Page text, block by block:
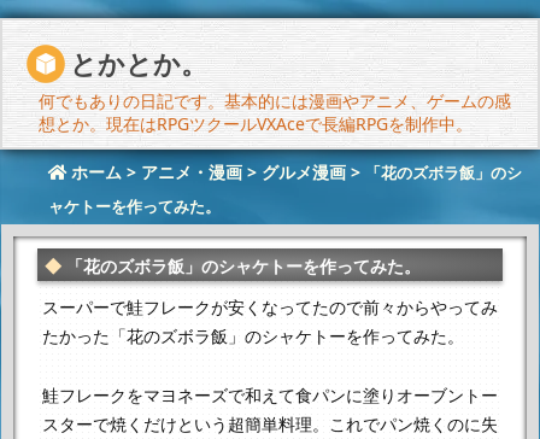
とかとか。
何でもありの日記です。基本的には漫画やアニメ、ゲームの感
想とか。現在はRPGツクールVXAceで長編RPGを制作中。
ホーム > アニメ・漫画 > グルメ漫画 >
「花のズボラ飯」のシ
ャケトーを作ってみた。
「花のズボラ飯」のシャケトーを作ってみた。
スーパーで鮭フレークが安くなってたので前々からやってみ
たかった「花のズボラ飯」のシャケトーを作ってみた。
鮭フレークをマヨネーズで和えて食パンに塗り オーブントー
スターで焼くだけという超簡単料理。
これでパン焼くのに失